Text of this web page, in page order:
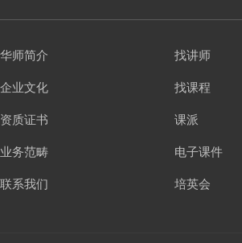
华师简介
企业文化
资质证书
业务范畴
联系我们
找讲师
找课程
课派
电子课件
培英会